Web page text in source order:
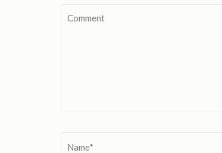
Comment